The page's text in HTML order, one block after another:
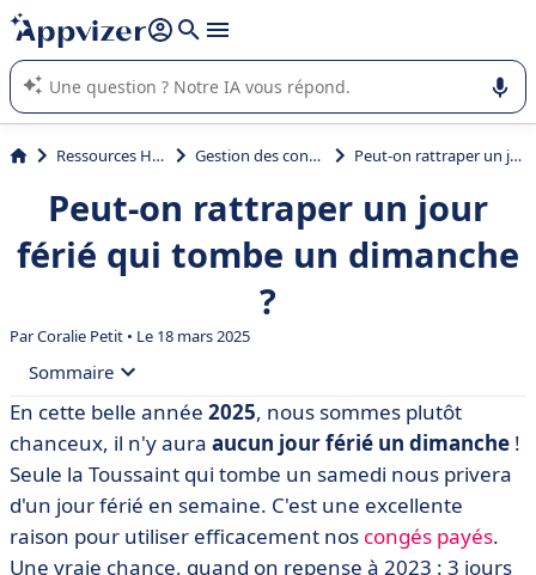
répondre (plusieurs lignes avec
L'IA de Appvizer vous guide dans l'utilisation ou la sélection de
logiciel SaaS en entreprise.
Ressources Humaines (RH) Gestion des congés et absences Peut-on rattraper un jour férié qui tombe un dimanche ?
Peut-on rattraper un jour
férié qui tombe un dimanche
?
ParCoralie Petit • Le 18 mars 2025
Sommaire
• Revenons sur les bases : quels sont les jours fériés de
2025 ?
• Pourquoi un jour férié peut-il tomber le dimanche ?
• Que faire si un jour férié tombe un dimanche ?
En cette belle année 2025, nous sommes plutôt
chanceux, il n'y aura aucun jour férié un dimanche !
Seule la Toussaint qui tombe un samedi nous privera
d'un jour férié en semaine. C'est une excellente
raison pour utiliser efficacement nos congés payés.
Une vraie chance, quand on repense à 2023 : 3 jours